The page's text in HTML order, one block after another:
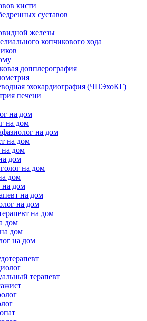
кисти
суставов
железы
копчикового хода
допплерография
эхокардиография (ЧПЭхоКГ)
печени
на дом
на дом
на дом
на дом
на дом
дом
на дом
дом
на дом
на дом
на дом
на дом
дом
дом
на дом
терапевт